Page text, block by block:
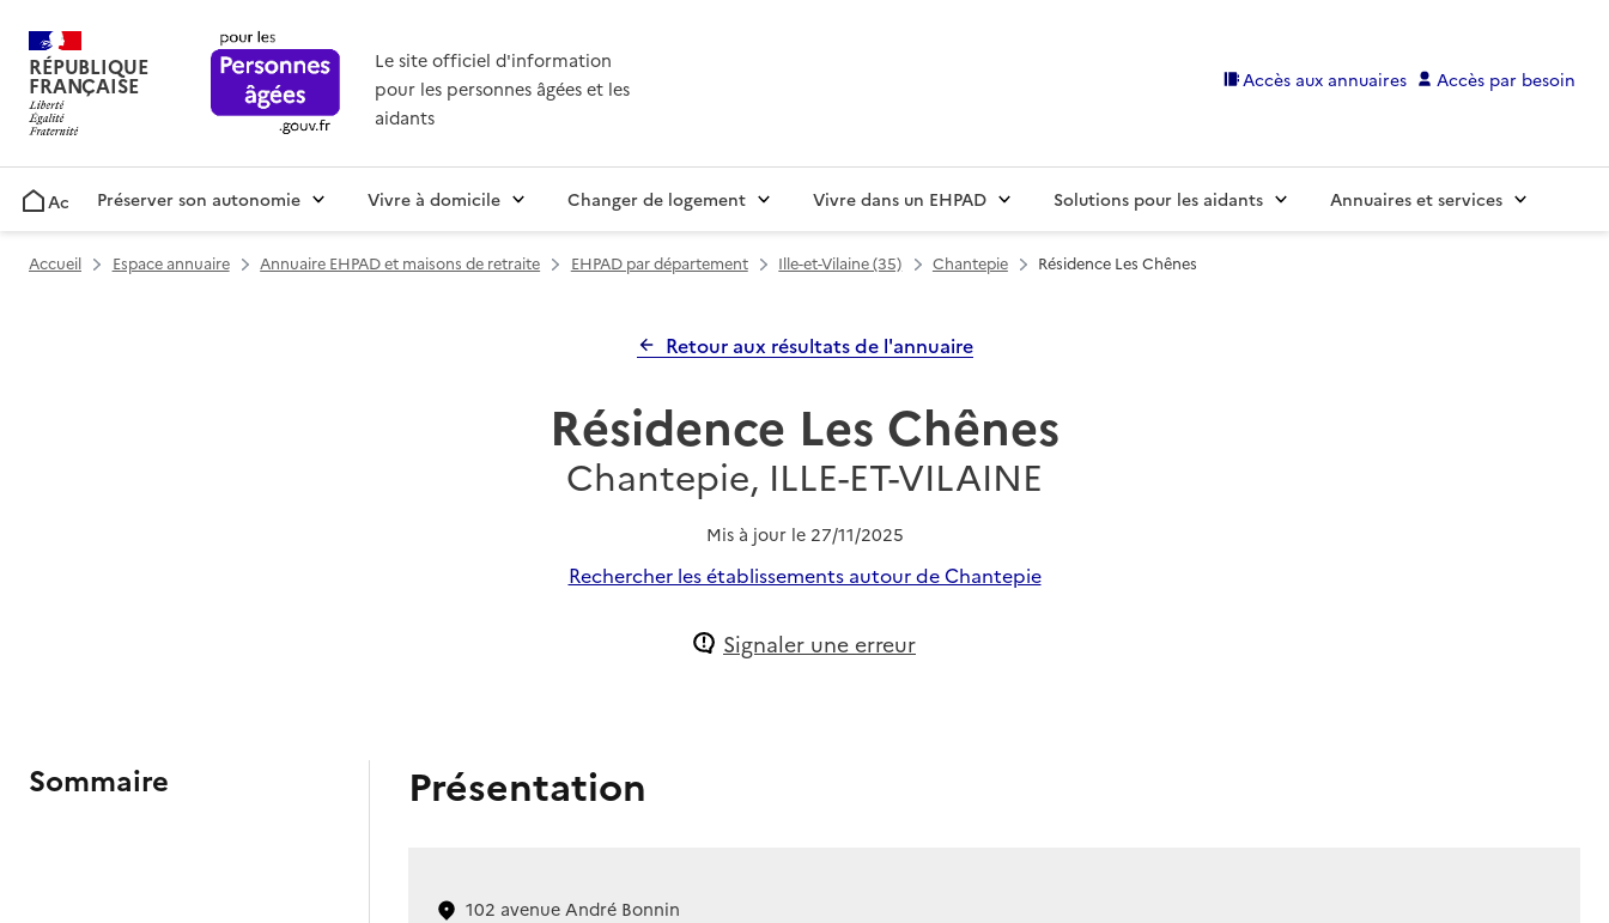
RÉPUBLIQUE
FRANÇAISE
Le site officiel d'information
pour les personnes âgées et les
aidants
Accès aux annuaires Accès par besoin
AccueilPréserver son autonomie Vivre à domicile Changer de logement Vivre dans un EHPAD Solutions pour les aidants Annuaires et services
Accueil Espace annuaire Annuaire EHPAD et maisons de retraite EHPAD par département Ille-et-Vilaine (35) Chantepie Résidence Les Chênes
Retour aux résultats de l'annuaire
Résidence Les Chênes
Chantepie, ILLE-ET-VILAINE
Mis à jour le 27/11/2025
Rechercher les établissements autour de Chantepie
Signaler une erreur
Sommaire Présentation
102 avenue André Bonnin